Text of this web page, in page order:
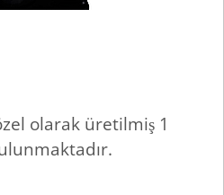
olarak üretilmiş 1